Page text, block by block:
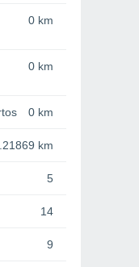
0 km
0 km
0 km
km
5
14
9